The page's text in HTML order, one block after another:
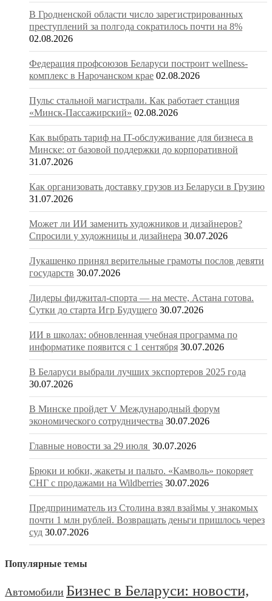
В Гродненской области число зарегистрированных
преступлений за полгода сократилось почти на 8%
02.08.2026
Федерация профсоюзов Беларуси построит wellness-
комплекс в Нарочанском крае 02.08.2026
Пульс стальной магистрали. Как работает станция
«Минск-Пассажирский» 02.08.2026
Как выбрать тариф на IT-обслуживание для бизнеса в
Минске: от базовой поддержки до корпоративной
31.07.2026
Как организовать доставку грузов из Беларуси в Грузию
31.07.2026
Может ли ИИ заменить художников и дизайнеров?
Спросили у художницы и дизайнера 30.07.2026
Лукашенко принял верительные грамоты послов девяти
государств 30.07.2026
Лидеры фиджитал-спорта — на месте, Астана готова.
Сутки до старта Игр Будущего 30.07.2026
ИИ в школах: обновленная учебная программа по
информатике появится с 1 сентября 30.07.2026
В Беларуси выбрали лучших экспортеров 2025 года
30.07.2026
В Минске пройдет V Международный форум
экономического сотрудничества 30.07.2026
Главные новости за 29 июля 30.07.2026
Брюки и юбки, жакеты и пальто. «Камволь» покоряет
СНГ с продажами на Wildberries 30.07.2026
Предприниматель из Столина взял взаймы у знакомых
почти 1 млн рублей. Возвращать деньги пришлось через
суд 30.07.2026
Популярные темы
Автомобили Бизнес в Беларуси: новости,